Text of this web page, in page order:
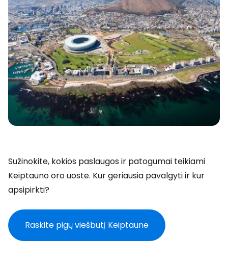
Sužinokite, kokios paslaugos ir patogumai teikiami
Keiptauno oro uoste. Kur geriausia pavalgyti ir kur
apsipirkti?
Raskite pigų viešbutį Keiptaune